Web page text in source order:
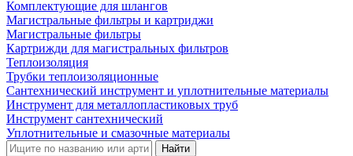
Комплектующие для шлангов
Магистральные фильтры и картриджи
Магистральные фильтры
Картрижди для магистральных фильтров
Теплоизоляция
Трубки теплоизоляционные
Сантехнический инструмент и уплотнительные материалы
Инструмент для металлопластиковых труб
Инструмент сантехнический
Уплотнительные и смазочные материалы
Найти